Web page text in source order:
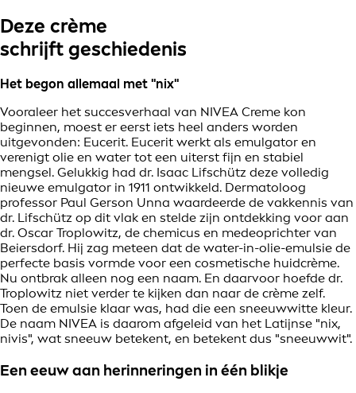
Deze crème
schrijft geschiedenis
Het begon allemaal met "nix"
Vooraleer het succesverhaal van NIVEA Creme kon
beginnen, moest er eerst iets heel anders worden
uitgevonden: Eucerit. Eucerit werkt als emulgator en
verenigt olie en water tot een uiterst fijn en stabiel
mengsel. Gelukkig had dr. Isaac Lifschütz deze volledig
nieuwe emulgator in 1911 ontwikkeld. Dermatoloog
professor Paul Gerson Unna waardeerde de vakkennis van
dr. Lifschütz op dit vlak en stelde zijn ontdekking voor aan
dr. Oscar Troplowitz, de chemicus en medeoprichter van
Beiersdorf. Hij zag meteen dat de water-in-olie-emulsie de
perfecte basis vormde voor een cosmetische huidcrème.
Nu ontbrak alleen nog een naam. En daarvoor hoefde dr.
Troplowitz niet verder te kijken dan naar de crème zelf.
Toen de emulsie klaar was, had die een sneeuwwitte kleur.
De naam NIVEA is daarom afgeleid van het Latijnse "nix,
nivis", wat sneeuw betekent, en betekent dus "sneeuwwit".
Een eeuw aan herinneringen in één blikje